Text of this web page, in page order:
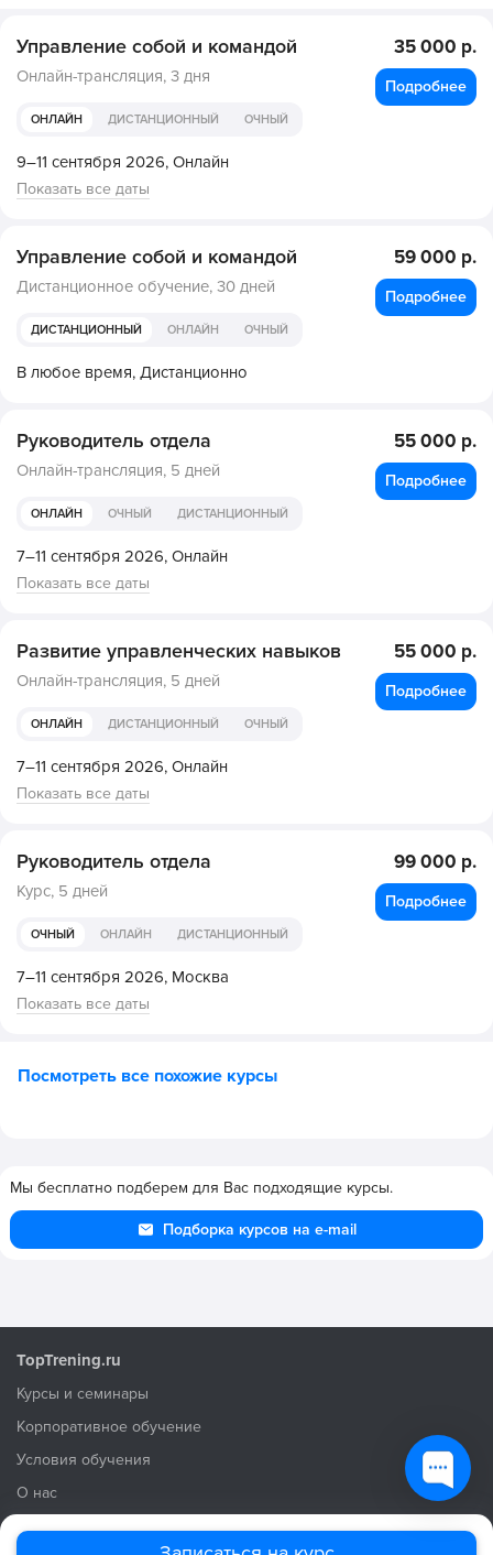
Управление собой и командой
Онлайн-трансляция, 3 дня
ОНЛАЙН ДИСТАНЦИОННЫЙ ОЧНЫЙ
9–11 сентября 2026, Онлайн
Показать все даты
35 000 р.
Подробнее
Управление собой и командой
Дистанционное обучение, 30 дней
ДИСТАНЦИОННЫЙ ОНЛАЙН ОЧНЫЙ
В любое время, Дистанционно
59 000 р.
Подробнее
Руководитель отдела
Онлайн-трансляция, 5 дней
ОНЛАЙН ОЧНЫЙ ДИСТАНЦИОННЫЙ
7–11 сентября 2026, Онлайн
Показать все даты
55 000 р.
Подробнее
Развитие управленческих навыков
Онлайн-трансляция, 5 дней
ОНЛАЙН ДИСТАНЦИОННЫЙ ОЧНЫЙ
7–11 сентября 2026, Онлайн
Показать все даты
55 000 р.
Подробнее
Руководитель отдела
Курс, 5 дней
ОЧНЫЙ ОНЛАЙН ДИСТАНЦИОННЫЙ
7–11 сентября 2026, Москва
Показать все даты
99 000 р.
Подробнее
Посмотреть все похожие курсы
Мы бесплатно подберем для Вас подходящие курсы.
Подборка курсов на e-mail
TopTrening.ru
Курсы и семинары
Корпоративное обучение
Условия обучения
О нас